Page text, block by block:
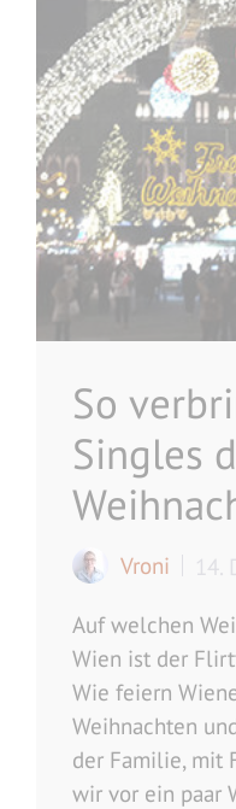
So
Singles
Vroni
14.
Auf welchen
Wien ist der
Wie feiern
Weihnachten
der Familie, mit
wir vor ein paar